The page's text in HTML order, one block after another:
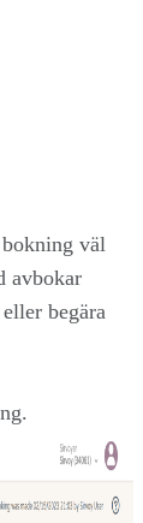
väl
avbokar
begära